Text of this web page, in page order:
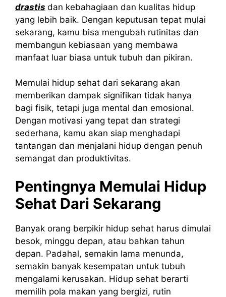
drastis dan kebahagiaan dan kualitas hidup
yang lebih baik. Dengan keputusan tepat mulai
sekarang, kamu bisa mengubah rutinitas dan
membangun kebiasaan yang membawa
manfaat luar biasa untuk tubuh dan pikiran.
Memulai hidup sehat dari sekarang akan
memberikan dampak signifikan tidak hanya
bagi fisik, tetapi juga mental dan emosional.
Dengan motivasi yang tepat dan strategi
sederhana, kamu akan siap menghadapi
tantangan dan menjalani hidup dengan penuh
semangat dan produktivitas.
Pentingnya Memulai Hidup
Sehat Dari Sekarang
Banyak orang berpikir hidup sehat harus dimulai
besok, minggu depan, atau bahkan tahun
depan. Padahal, semakin lama menunda,
semakin banyak kesempatan untuk tubuh
mengalami kerusakan. Hidup sehat berarti
memilih pola makan yang bergizi, rutin